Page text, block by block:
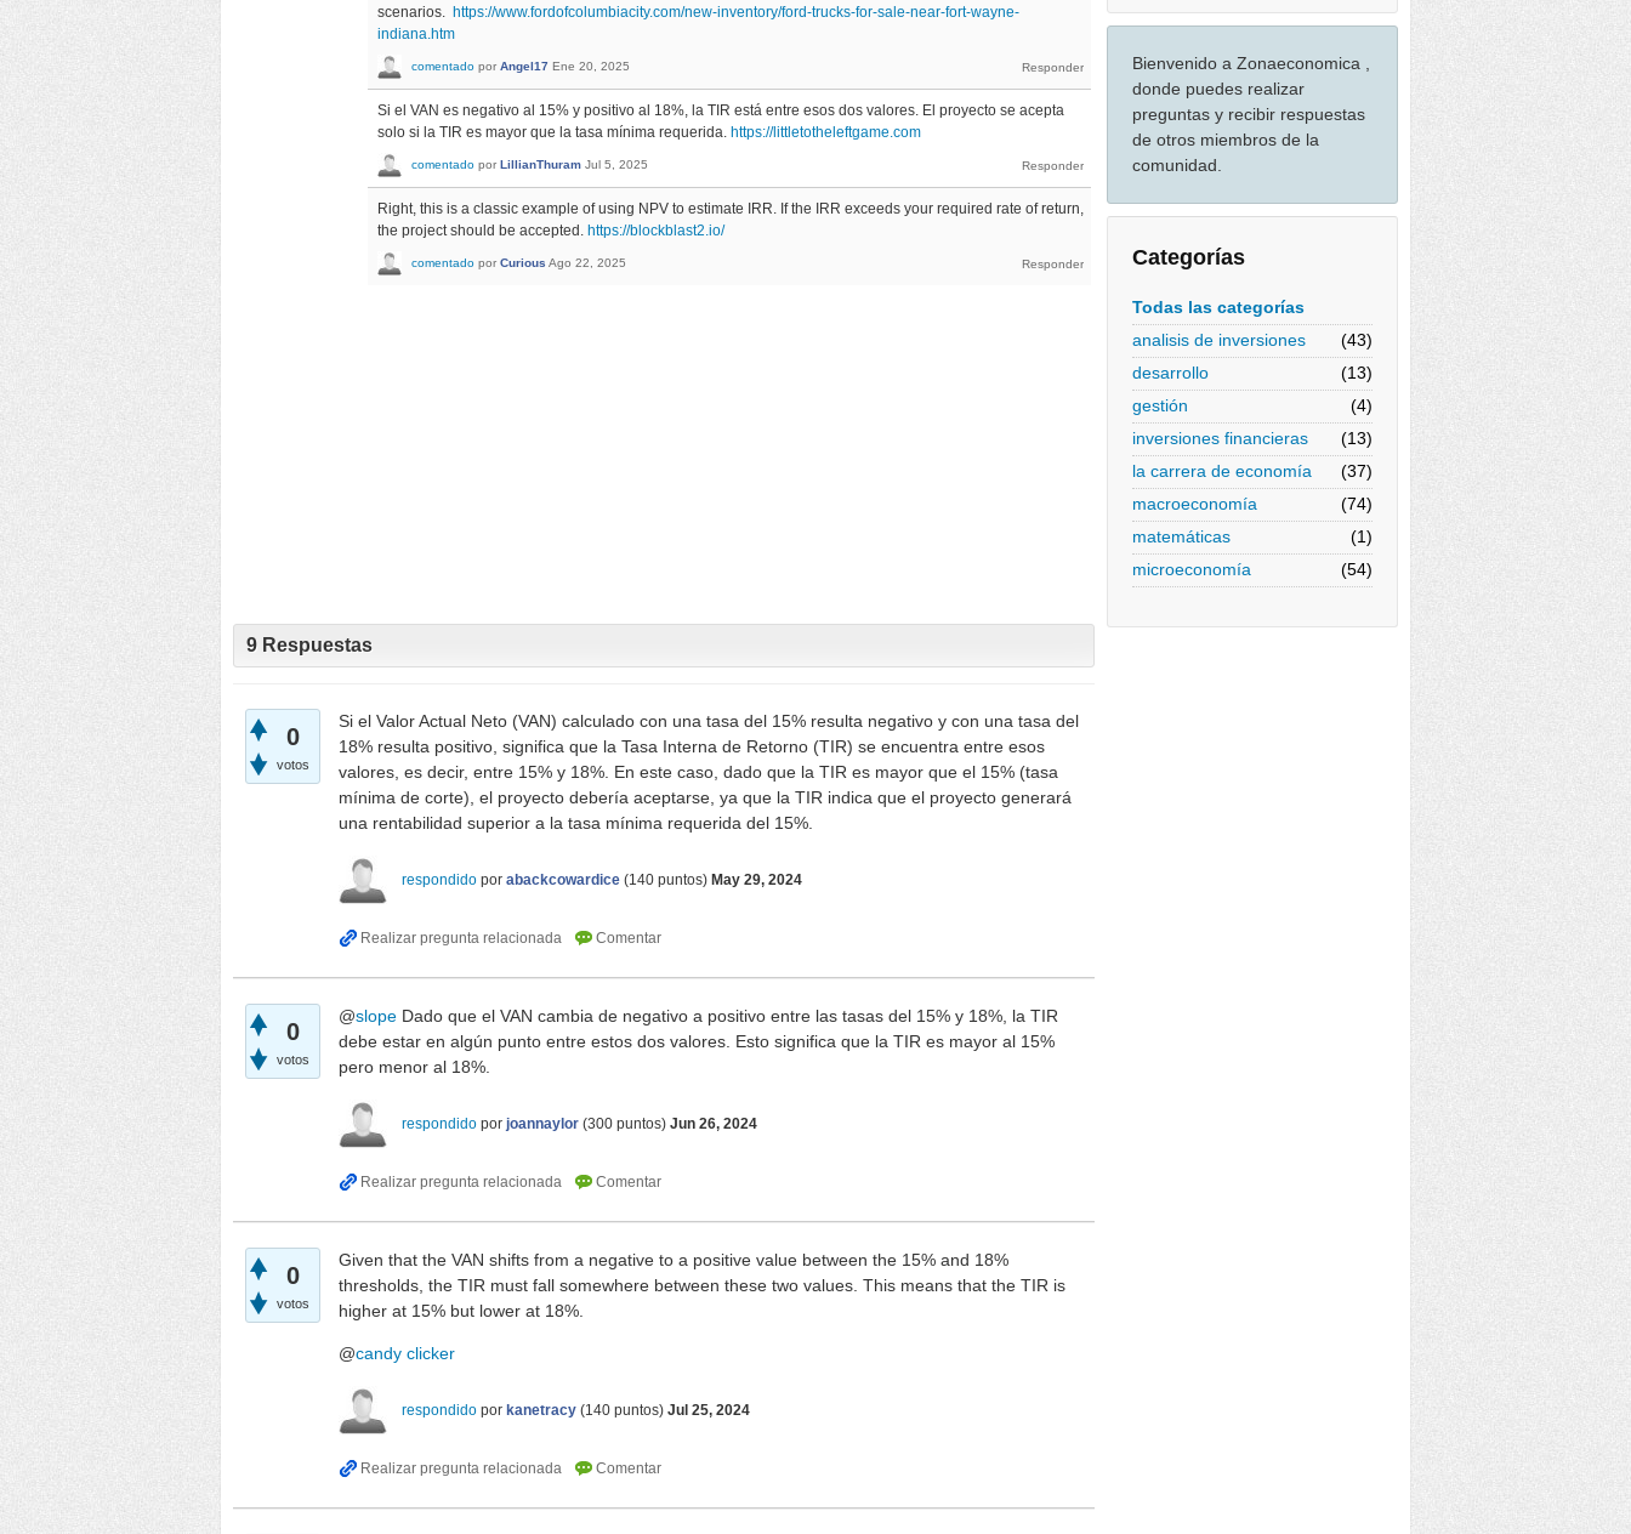
Bienvenido a Zonaeconomica ,
donde puedes realizar
preguntas y recibir respuestas
de otros miembros de la
comunidad.
Categorías
Todas las categorías
analisis de inversiones
(43)
desarrollo
(13)
gestión
(4)
inversiones financieras
(13)
la carrera de economía
(37)
macroeconomía
(74)
matemáticas
(1)
microeconomía
(54)
scenarios. https://www.fordofcolumbiacity.com/new-inventory/ford-trucks-for-sale-near-fort-wayne-
indiana.htm
comentado por Angel17 Ene 20, 2025
Si el VAN es negativo al 15% y positivo al 18%, la TIR está entre esos dos valores. El proyecto se acepta
solo si la TIR es mayor que la tasa mínima requerida. https://littletotheleftgame.com
comentado por LillianThuram Jul 5, 2025
Right, this is a classic example of using NPV to estimate IRR. If the IRR exceeds your required rate of return,
the project should be accepted. https://blockblast2.io/
comentado por Curious Ago 22, 2025
9 Respuestas
0
votos
Si el Valor Actual Neto (VAN) calculado con una tasa del 15% resulta negativo y con una tasa del
18% resulta positivo, significa que la Tasa Interna de Retorno (TIR) se encuentra entre esos
valores, es decir, entre 15% y 18%. En este caso, dado que la TIR es mayor que el 15% (tasa
mínima de corte), el proyecto debería aceptarse, ya que la TIR indica que el proyecto generará
una rentabilidad superior a la tasa mínima requerida del 15%.
respondido por abackcowardice (140 puntos) May 29, 2024
0
votos
@slope Dado que el VAN cambia de negativo a positivo entre las tasas del 15% y 18%, la TIR
debe estar en algún punto entre estos dos valores. Esto significa que la TIR es mayor al 15%
pero menor al 18%.
respondido por joannaylor (300 puntos) Jun 26, 2024
0
votos
Given that the VAN shifts from a negative to a positive value between the 15% and 18%
thresholds, the TIR must fall somewhere between these two values. This means that the TIR is
higher at 15% but lower at 18%.
@candy clicker
respondido por kanetracy (140 puntos) Jul 25, 2024